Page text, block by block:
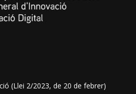
(Llei 2/2023, de 20 de febrer)